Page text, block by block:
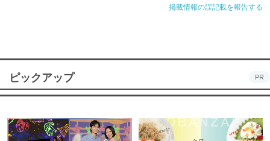
掲載情報の誤記載を報告する
ピックアップ PR